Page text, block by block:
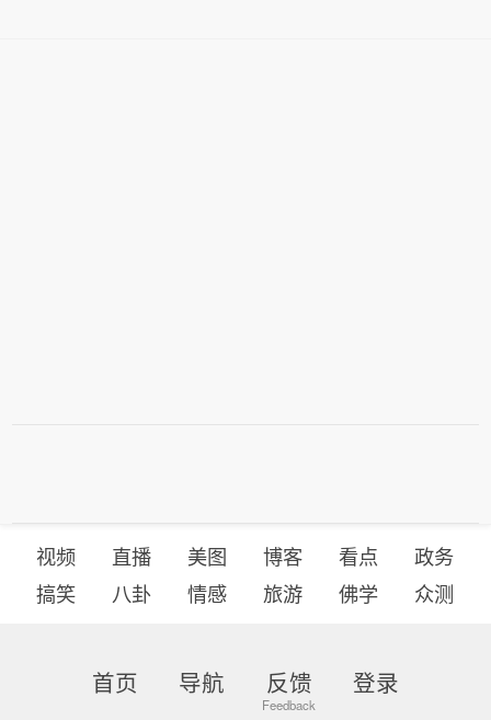
视频 直播 美图 博客 看点
政务
搞笑
八卦 情感 旅游 佛学 众测
首页 导航 反馈 登录